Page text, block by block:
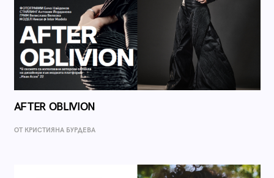
AFTER OBLIVION
ОТ КРИСТИЯНА БУРДЕВА